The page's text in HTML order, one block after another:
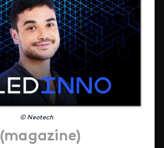
© Neotech
(magazine)